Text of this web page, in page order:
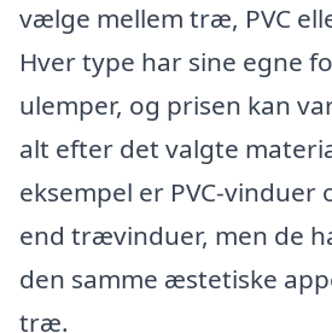
vælge mellem træ, PVC
Hver type har sine egne
ulemper, og prisen kan
alt efter det valgte
eksempel er PVC-vinduer
end trævinduer, men de
den samme æstetiske
træ.